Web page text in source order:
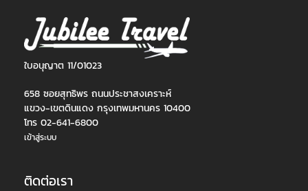
ใบอนุญาต 11/01023
658 ซอยสุทธิพร ถนนประชาสงเคราะห์
แขวง-เขตดินแดง กรุงเทพมหานคร 10400
โทร 02-641-6800
เข้าสู่ระบบ
ติดต่อเรา